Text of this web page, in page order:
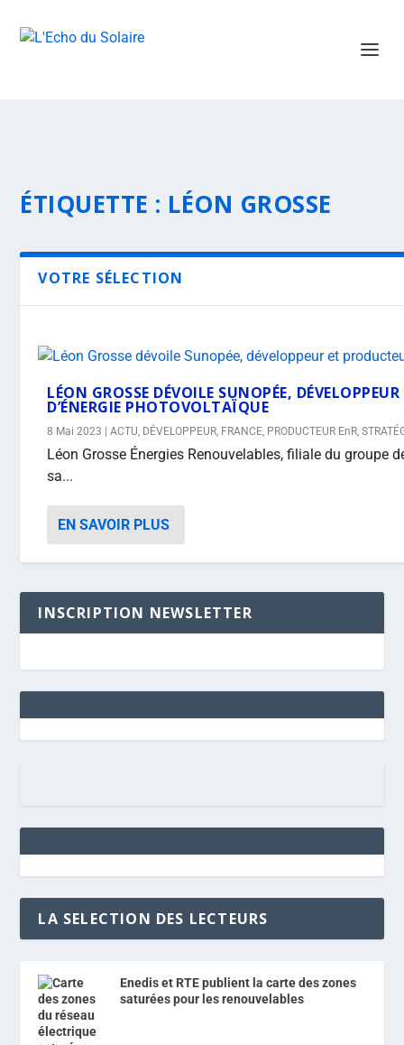
ÉTIQUETTE : LÉON GROSSE
VOTRE SÉLECTION
LÉON GROSSE DÉVOILE SUNOPÉE,
D’ÉNERGIE PHOTOVOLTAÏQUE
8 Mai 2023 |ACTU, DÉVELOPPEUR, FRANCE, PRODUCTEUR EnR,
Léon Grosse Énergies Renouvelables, filiale du groupe
sa...
EN SAVOIR PLUS
INSCRIPTION NEWSLETTER
LA SELECTION DES LECTEURS
Enedis et RTE publient la carte des zones
saturées pour les renouvelables